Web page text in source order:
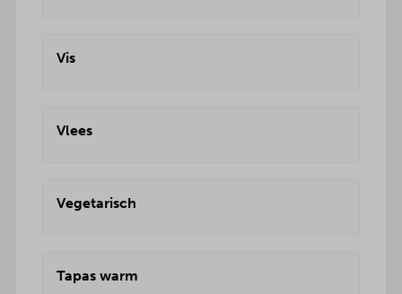
Vis
Vlees
Vegetarisch
Tapas warm